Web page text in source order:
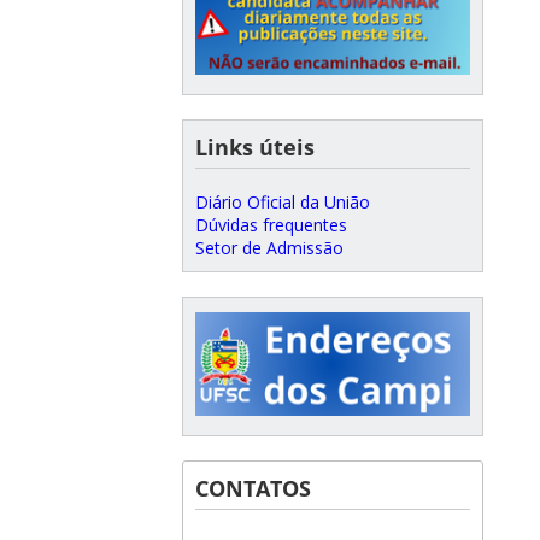
Links úteis
Diário Oficial da União
Dúvidas frequentes
Setor de Admissão
CONTATOS